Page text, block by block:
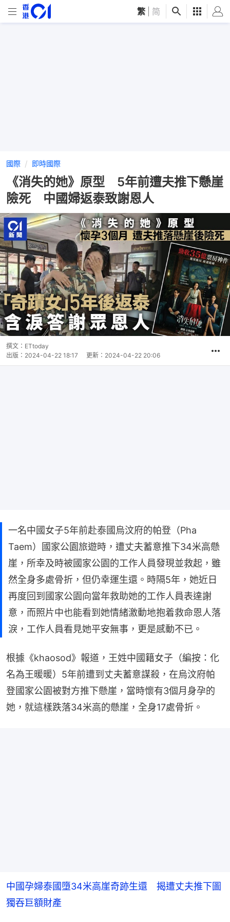
繁 简
國際 即時國際
《消失的她》原型 5年前遭夫推下懸崖
險死 中國婦返泰致謝恩人
撰文： ETtoday
出版： 2024-04-22 18:17 更新： 2024-04-22 20:06
一名中國女子5年前赴泰國烏汶府的帕登（Pha
Taem）國家公園旅遊時，遭丈夫蓄意推下34米高懸
崖，所幸及時被國家公園的工作人員發現並救起，雖
然全身多處骨折，但仍幸運生還。時隔5年，她近日
再度回到國家公園向當年救助她的工作人員表達謝
意，而照片中也能看到她情緒激動地抱着救命恩人落
淚，工作人員看見她平安無事，更是感動不已。
根據《khaosod》報道，王姓中國籍女子（編按：化
名為王暖暖）5年前遭到丈夫蓄意謀殺，在烏汶府帕
登國家公園被對方推下懸崖，當時懷有3個月身孕的
她，就這樣跌落34米高的懸崖，全身17處骨折。
中國孕婦泰國墮34米高崖奇跡生還 揭遭丈夫推下圖
獨吞巨額財產